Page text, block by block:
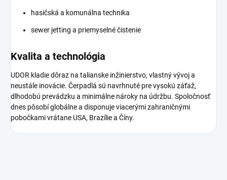
hasičská a komunálna technika
sewer jetting a priemyselné čistenie
Kvalita a technológia
UDOR kladie dôraz na talianske inžinierstvo, vlastný vývoj a
neustále inovácie. Čerpadlá sú navrhnuté pre vysokú záťaž,
dlhodobú prevádzku a minimálne nároky na údržbu. Spoločnosť
dnes pôsobí globálne a disponuje viacerými zahraničnými
pobočkami vrátane USA, Brazílie a Číny.